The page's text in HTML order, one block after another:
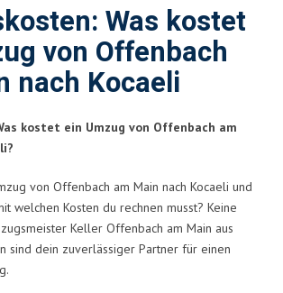
Was kostet
von Offenbach
nach Kocaeli
kostet ein Umzug von Offenbach am
von Offenbach am Main nach Kocaeli und
welchen Kosten du rechnen musst? Keine
Keller Offenbach am Main aus
sind dein zuverlässiger Partner für einen